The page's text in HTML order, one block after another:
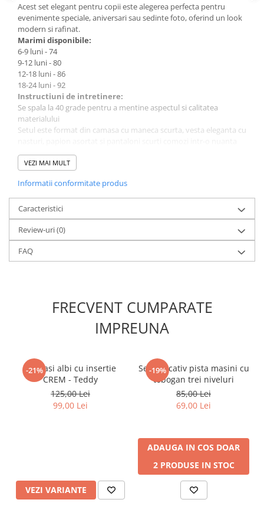
Acest set elegant pentru copii este alegerea perfecta pentru
evenimente speciale, aniversari sau sedinte foto, oferind un look
modern si rafinat.
Marimi disponibile:
6-9 luni - 74
9-12 luni - 80
12-18 luni - 86
18-24 luni - 92
Instructiuni de intretinere:
Se spala la 40 grade pentru a mentine aspectul si calitatea
materialului
Setul este format din camasa cu maneca scurta, vesta eleganta cu
bej deschis.
Camasa alba ofera un aspect curat si elegant, fiind usor de purtat
completeaza perfect tinuta si adauga un plus de stil.
Pantalonii scurti au talie elastica cu snur reglabil pentru o
potrivire confortabila si libertate de miscare.
Brandul Concept este apreciat pentru atentia la detalii si
designurile moderne dedicate celor mici.
Un set complet si elegant, ideal pentru momente speciale si
aparitii memorabile.
VEZI MAI MULT
Informatii conformitate produs
Caracteristici
Review-uri(0)
FAQ
FRECVENT CUMPARATE
IMPREUNA
-21%
Adidasi albi cu insertie
CREM - Teddy
125,00 Lei
99,00 Lei
VEZI VARIANTE
-19%
Set educativ pista masini cu
tobogan trei niveluri
85,00 Lei
69,00 Lei
ADAUGA IN COS DOAR
2 PRODUSE IN STOC